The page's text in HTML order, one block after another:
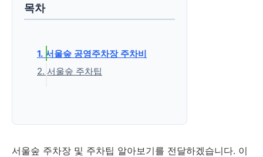
목차
1. 서울숲 공영주차장 주차비
2. 서울숲 주차팁
서울숲 주차장 및 주차팁 알아보기를 전달하겠습니다. 이